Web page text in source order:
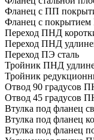
Фланец с ПП
Фланец с
Переход ПНД
Переход ПНД
Переход ПЭ сталь
Тройник ПНД
Тройник
Отвод 90 градусов
Отвод 45 градусов
Втулка под фланец
Втулка под фланец
Втулка под фланец